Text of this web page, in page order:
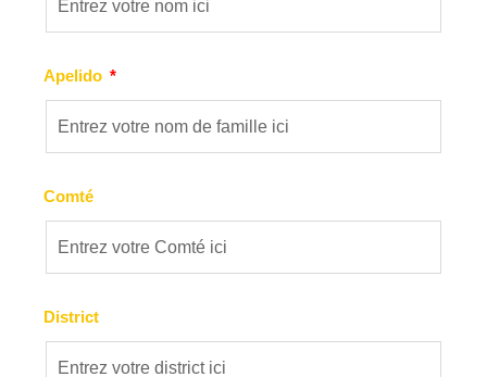
Apelido
Comté
District